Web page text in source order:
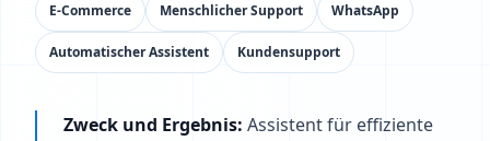
E‑Commerce Menschlicher Support WhatsApp
Automatischer Assistent Kundensupport
Zweck und Ergebnis: Assistent für effiziente